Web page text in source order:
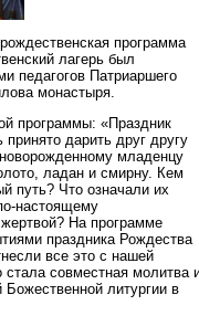
программа
лагерь был
педагогов Патриаршего
монастыря.
программы: «Праздник
дарить друг другу
младенцу
ладан и смирну. Кем
путь? Что означали их
настоящему
На программе
праздника Рождества
все это с нашей
совместная молитва
Божественной литургии в